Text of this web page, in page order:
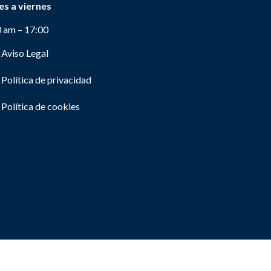
a viernes
am – 17:00
Aviso Legal
Política de privacidad
Política de cookies